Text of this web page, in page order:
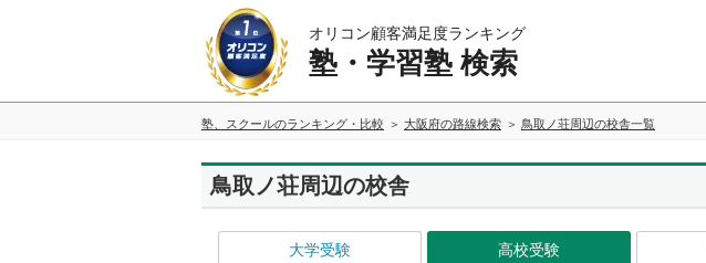
オリコン顧客満足度ランキング
塾・学習塾 検索
塾、スクールのランキング・比較 大阪府の路線検索 鳥取ノ荘周辺の校舎一覧
鳥取ノ荘周辺の校舎
大学受験 高校受験